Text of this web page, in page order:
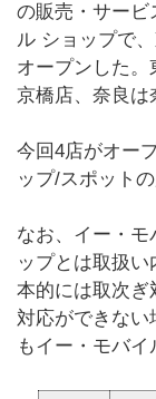
の販売・サービ
ル ショップで
オープンした
京橋店、奈良は
今回4店がオー
ップ/スポット
なお、イー・モ
ップとは取扱
本的には取次ぎ
対応ができない
もイー・モバイ